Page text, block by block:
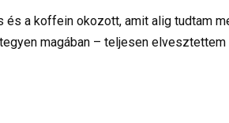
és a koffein okozott, amit alig tudtam
magában – teljesen